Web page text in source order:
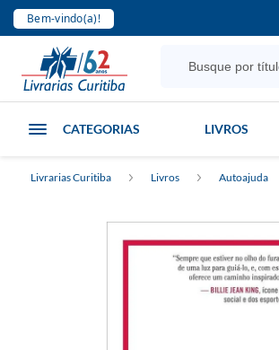
Bem-vindo(a)!
CATEGORIAS LIVROS
Livrarias Curitiba Livros Autoajuda